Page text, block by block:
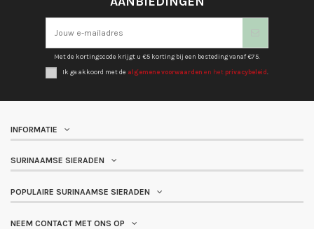
Met de kortingscode krijgt u €5 korting bij een besteding vanaf €75.
Ik ga akkoord met de algemene voorwaarden en het privacybeleid
INFORMATIE
SURINAAMSE SIERADEN
POPULAIRE SURINAAMSE SIERADEN
NEEM CONTACT MET ONS OP